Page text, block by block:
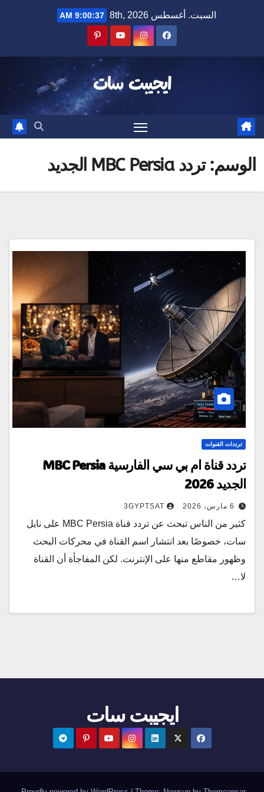
السبت. أغسطس 8th, 2026 9:00:37 AM
ايجيبت سات
الوسم:تردد MBC Persia الجديد
ترددات القنوات
تردد قناة ام بي سي الفارسية MBC Persia
الجديد 2026
6 مارس، 2026 3GYPTSAT
كثير من الناس تبحث عن تردد قناة MBC Persia على نايل
سات، خصوصًا بعد انتشار اسم القناة في محركات البحث
وظهور مقاطع منها على الإنترنت. لكن المفاجأة أن القناة
لا…
ايجيبت سات